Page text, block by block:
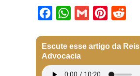
Escute esse artigo da Reis
Advocacia